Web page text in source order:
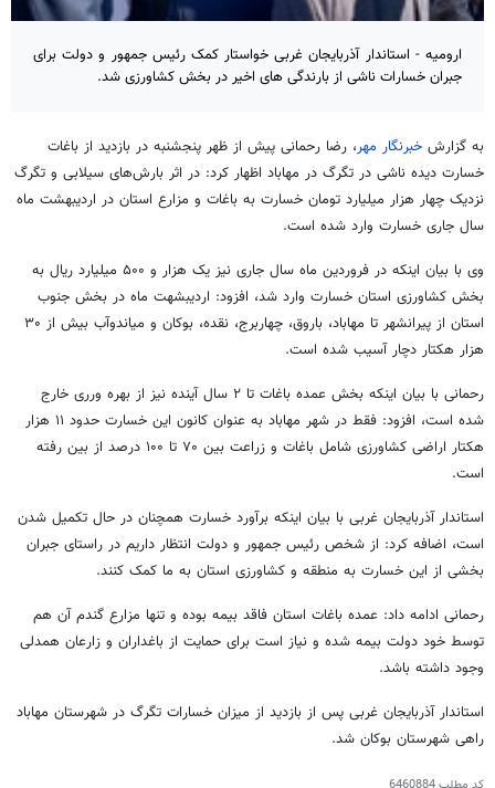
ارومیه - استاندار آذربایجان غربی خواستار کمک رئیس جمهور و دولت برای
جبران خسارات ناشی از بارندگی های اخیر در بخش کشاورزی شد.
به گزارش خبرنگار مهر، رضا رحمانی پیش از ظهر پنجشنبه در بازدید از باغات
خسارت دیده ناشی در تگرگ در مهاباد اظهار کرد: در اثر بارش‌های سیلابی و تگرگ
نزدیک چهار هزار میلیارد تومان خسارت به باغات و مزارع استان در اردیبهشت ماه
سال جاری خسارت وارد شده است.
وی با بیان اینکه در فروردین ماه سال جاری نیز یک هزار و ۵۰۰ میلیارد ریال به
بخش کشاورزی استان خسارت وارد شد، افزود: اردیبشهت ماه در بخش جنوب
استان از پیرانشهر تا مهاباد، باروق، چهاربرج، نقده
، بوکان و میاندوآب بیش از ۳۰
هزار هکتار دچار آسیب شده است.
رحمانی با بیان اینکه بخش عمده باغات تا ۲ سال آینده نیز از بهره
ورری خارج
شده است، افزود: فقط در شهر مهاباد به عنوان کانون این خسارت حدود ۱۱ هزار
هکتار اراضی کشاورزی شامل باغات و زراعت بین ۷۰ تا ۱۰۰ درصد از بین رفته
است.
استاندار آذربایجان غربی با بیان اینکه برآورد خسارت همچنان در حال تکمیل شدن
است، اضافه کرد: از شخص رئیس جمهور و دولت انتظار داریم در راستای جبران
بخشی از این خسارت به منطقه و کشاورزی استان به ما کمک کنند.
رحمانی ادامه داد: عمده باغات استان فاقد بیمه بوده و تنها مزارع گندم آن هم
توسط خود دولت بیمه شده و نیاز است برای حمایت از باغداران و زارعان همدلی
وجود داشته باشد.
استاندار آذربایجان غربی پس از بازدید از میزان خسارات تگرگ در شهرستان مهاباد
راهی شهرستان بوکان شد.